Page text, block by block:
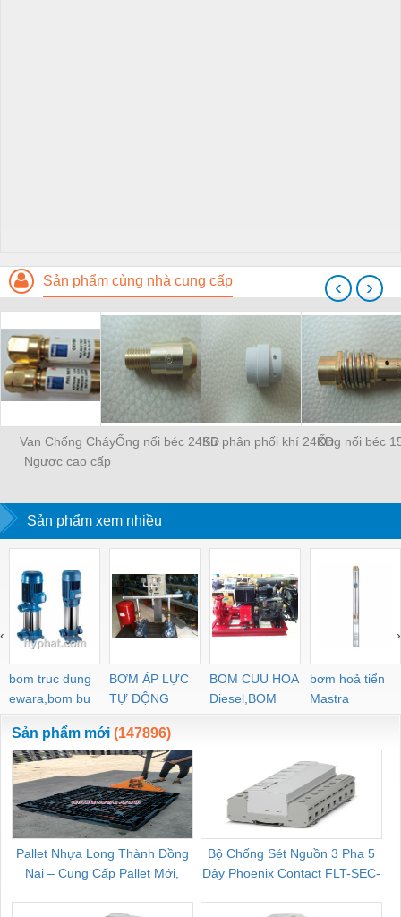
Sản phẩm cùng nhà cung cấp
Van Chống Cháy
Ngược cao cấp
Ống nối béc 24KDSứ phân phối khí 24KDỐng nối béc
‹ ›
Sản phẩm xem nhiều
bom truc dung
ewara,bom bu
ewara
BƠM ÁP LỰC
TỰ ĐỘNG
BOM CUU HOA
Diesel,BOM
CHUA CHAY
bơm hoả tiển
Mastra
‹ ›
Sản phẩm mới (147896)
Pallet Nhựa Long Thành Đồng
Nai – Cung Cấp Pallet Mới,
Bộ Chống Sét Nguồn 3 Pha 5
Dây Phoenix Contact FLT-SEC-